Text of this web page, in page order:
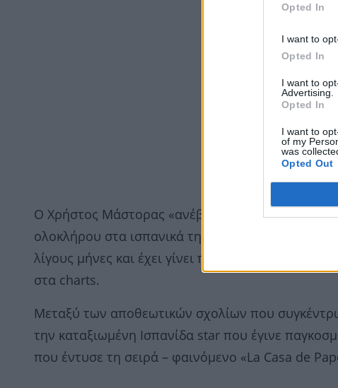
Opted In
I want to
Opted In
I want to
Advertising.
Opted In
I want to
of my
was
Opted Out
Ο Χρήστος Μάστορας «ανέβασε» στα social media
ολοκλήρου στα ισπανικά τη «Μαργαρίτα», το hit
λίγους μήνες και έχει γίνει πλατινένιο,
στα charts.
Μεταξύ των αποθεωτικών σχολίων που
την καταξιωμένη Ισπανίδα star που έγινε
που έντυσε τη σειρά – φαινόμενο «La Casa de